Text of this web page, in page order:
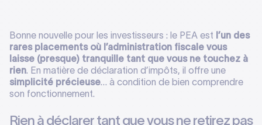
Bonne nouvelle pour les investisseurs : le PEA est l’un des
rares placements où l’administration fiscale vous
laisse (presque) tranquille tant que vous ne touchez à
rien. En matière de déclaration d’impôts, il offre une
simplicité précieuse… à condition de bien comprendre
son fonctionnement.
Rien à déclarer tant que vous ne retirez pas